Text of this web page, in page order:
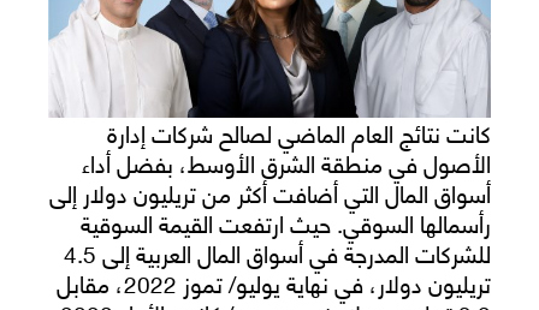
كانت نتائج العام الماضي لصالح شركات إدارة
الأصول في منطقة الشرق الأوسط، بفضل أداء
أسواق المال التي أضافت أكثر من تريليون دولار إلى
رأسمالها السوقي. حيث ارتفعت القيمة السوقية
للشركات المدرجة في أسواق المال العربية إلى 4.5
تريليون دولار، في نهاية يوليو/ تموز 2022، مقابل